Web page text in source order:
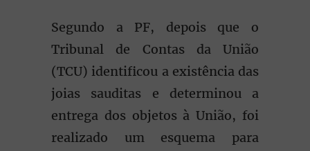
Segundo a PF, depois que o
Tribunal de Contas da União
(TCU) identificou a existência das
joias sauditas e determinou a
entrega dos objetos à União, foi
realizado um esquema para